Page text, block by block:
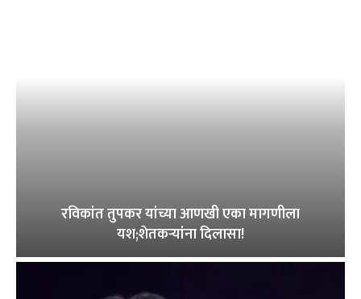
रविकांत तुपकर यांच्या आणखी एका मागणीला
यश;शेतकऱ्यांना दिलासा!